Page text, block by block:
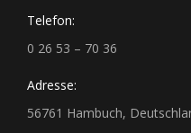
Telefon:
0 26 53 – 70 36
Adresse:
56761 Hambuch,